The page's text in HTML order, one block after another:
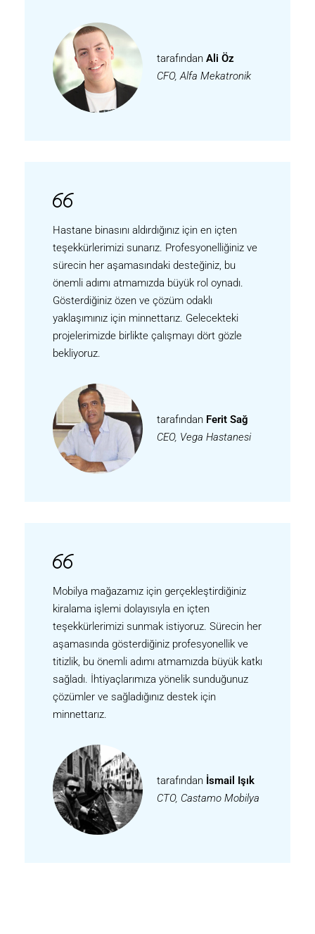
tarafından Ali Öz
CFO, Alfa Mekatronik
Hastane binasını aldırdığınız için en içten
teşekkürlerimizi sunarız. Profesyonelliğiniz ve
sürecin her aşamasındaki desteğiniz, bu
önemli adımı atmamızda büyük rol oynadı.
Gösterdiğiniz özen ve çözüm odaklı
yaklaşımınız için minnettarız. Gelecekteki
projelerimizde birlikte çalışmayı dört gözle
bekliyoruz.
tarafından Ferit Sağ
CEO, Vega Hastanesi
Mobilya mağazamız için gerçekleştirdiğiniz
kiralama işlemi dolayısıyla en içten
teşekkürlerimizi sunmak istiyoruz. Sürecin her
aşamasında gösterdiğiniz profesyonellik ve
titizlik, bu önemli adımı atmamızda büyük katkı
sağladı. İhtiyaçlarımıza yönelik sunduğunuz
çözümler ve sağladığınız destek için
minnettarız.
tarafından İsmail Işık
CTO, Castamo Mobilya